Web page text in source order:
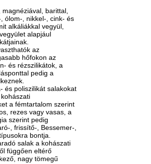
magnéziával, barittal,
ólom-, nikkel-, cink- és
alkáliákkal vegyül,
alapjául
az
hőfokon az
és rézszilikátok, a
pedig a
és poliszilikát salakokat
a fémtartalom szerint
rezes vagy vasas, a
szerint pedig
, frissítő-, Bessemer-,
bontja.
salak a kohászati
függően eltérő
nagy tömegű